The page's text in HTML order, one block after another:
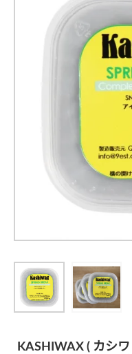
KASHIWAX ( カシ